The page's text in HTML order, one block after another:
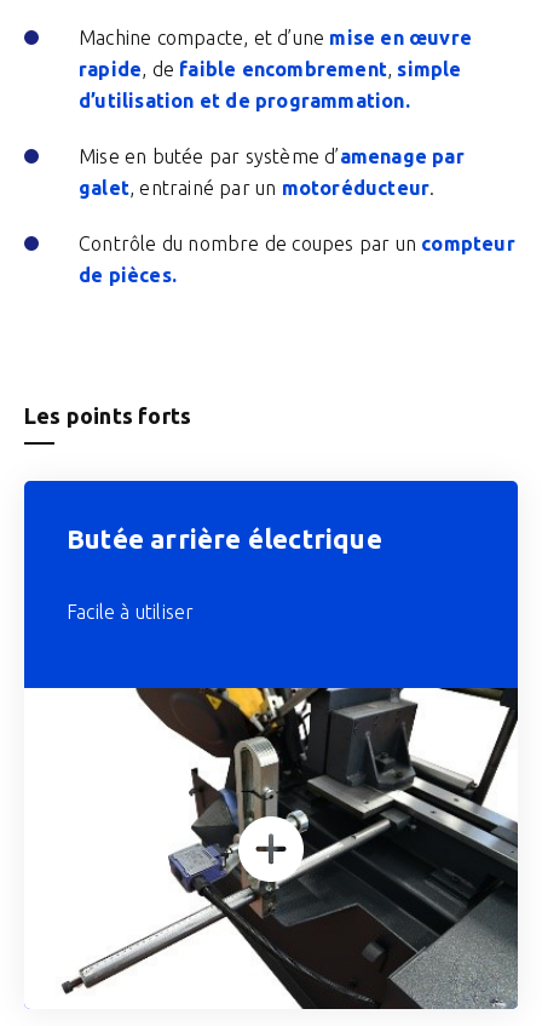
Machine compacte, et d’une mise en œuvre
rapide, de faible encombrement, simple
d’utilisation et de programmation.
Mise en butée par système d’amenage par
galet, entrainé par un motoréducteur.
Contrôle du nombre de coupes par un compteur
de pièces.
Les points forts
Butée arrière électrique
Facile à utiliser